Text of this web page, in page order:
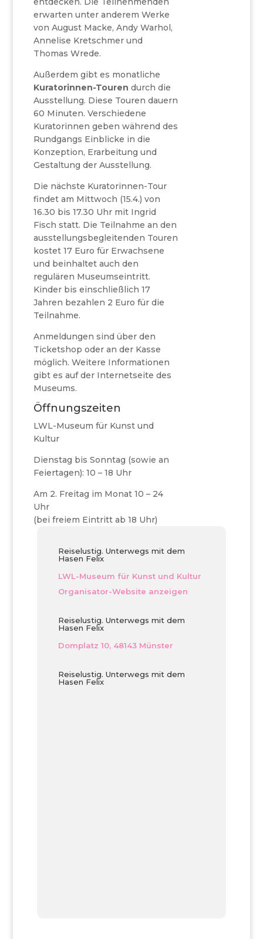
erwarten unter anderem Werke
von August Macke, Andy Warhol,
Annelise Kretschmer und
Thomas Wrede.
Außerdem gibt es monatliche
Kuratorinnen-Touren durch die
Ausstellung. Diese Touren dauern
60 Minuten. Verschiedene
Kuratorinnen geben während des
Rundgangs Einblicke in die
Konzeption, Erarbeitung und
Gestaltung der Ausstellung.
Die nächste Kuratorinnen-Tour
findet am Mittwoch (15.4.) von
16.30 bis 17.30 Uhr mit Ingrid
Fisch statt. Die Teilnahme an den
ausstellungsbegleitenden Touren
kostet 17 Euro für Erwachsene
und beinhaltet auch den
regulären Museumseintritt.
Kinder bis einschließlich 17
Jahren bezahlen 2 Euro für die
Teilnahme.
Anmeldungen sind über den
Ticketshop oder an der Kasse
möglich. Weitere Informationen
gibt es auf der Internetseite des
Museums.
Öffnungszeiten
LWL-Museum für Kunst und
Kultur
Dienstag bis Sonntag (sowie an
Feiertagen): 10 – 18 Uhr
Am 2. Freitag im Monat 10 – 24
Uhr
(bei freiem Eintritt ab 18 Uhr)
Reiselustig. Unterwegs mit dem
Hasen Felix
LWL-Museum für Kunst und Kultur
Organisator-Website anzeigen
Reiselustig. Unterwegs mit dem
Hasen Felix
Domplatz 10, 48143 Münster
Reiselustig. Unterwegs mit dem
Hasen Felix